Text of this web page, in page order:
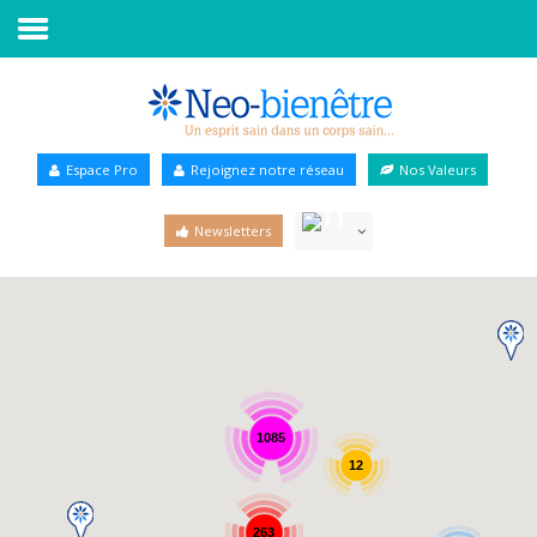
Annuaire Bien-être
Espace Pro Rejoignez notre réseau Nos Valeurs
Newsletters
1085
263
12